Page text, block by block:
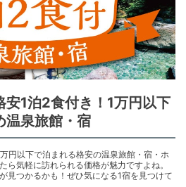
安1泊2食付き！1万円以下
温泉旅館・宿
円以下で泊まれる格安の温泉旅館・宿・ホ
ら気軽に訪れられる価格が魅力ですよね。
見つかるかも！ぜひ気になる1宿を見つけて